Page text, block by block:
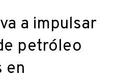
a impulsar
petróleo
en